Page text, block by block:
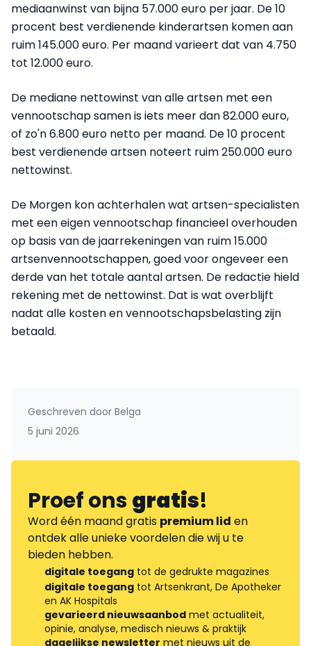
mediaanwinst van bijna 57.000 euro per jaar. De 10
procent best verdienende kinderartsen komen aan
ruim 145.000 euro. Per maand varieert dat van 4.750
tot 12.000 euro.
De mediane nettowinst van alle artsen met een
vennootschap samen is iets meer dan 82.000 euro,
of zo'n 6.800 euro netto per maand. De 10 procent
best verdienende artsen noteert ruim 250.000 euro
nettowinst.
De Morgen kon achterhalen wat artsen-specialisten
met een eigen vennootschap financieel overhouden
op basis van de jaarrekeningen van ruim 15.000
artsenvennootschappen, goed voor ongeveer een
derde van het totale aantal artsen. De redactie hield
rekening met de nettowinst. Dat is wat overblijft
nadat alle kosten en vennootschapsbelasting zijn
betaald.
Geschreven door Belga
5 juni 2026
Proef onsgratis!
Word één maand gratis premium lid en
ontdek alle unieke voordelen die wij u te
bieden hebben.
digitale toegang tot de gedrukte magazines
digitale toegang tot Artsenkrant, De Apotheker
en AK Hospitals
gevarieerd nieuwsaanbod met actualiteit,
opinie, analyse, medisch nieuws & praktijk
dagelijkse newsletter met nieuws uit de